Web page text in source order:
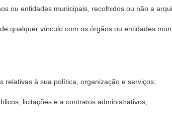
ou entidades municipais, recolhidos ou não a
qualquer vínculo com os órgãos ou entidades
relativas à sua política, organização e serviços;
licitações e a contratos administrativos;